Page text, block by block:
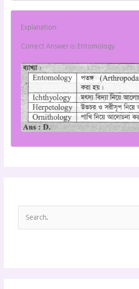
Explanation:
Correct Answer is: Entomology
e